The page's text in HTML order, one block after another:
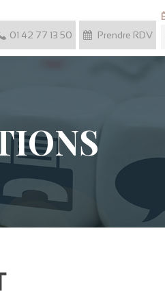
01 42 77 13 50 Prendre RDV